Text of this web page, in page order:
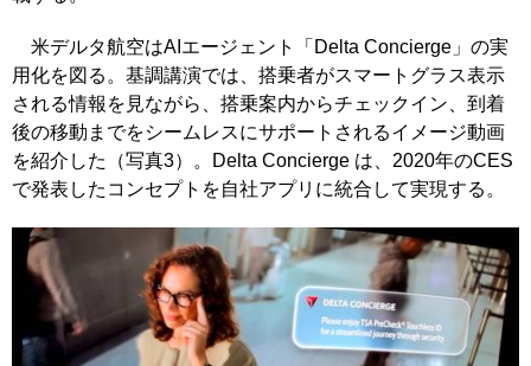
米デルタ航空はAIエージェント「Delta Concierge」の実
用化を図る。基調講演では、搭乗者がスマートグラス表示
される情報を見ながら、搭乗案内からチェックイン、到着
後の移動までをシームレスにサポートされるイメージ動画
を紹介した（写真3）。Delta Concierge は、2020年のCES
で発表したコンセプトを自社アプリに統合して実現する。